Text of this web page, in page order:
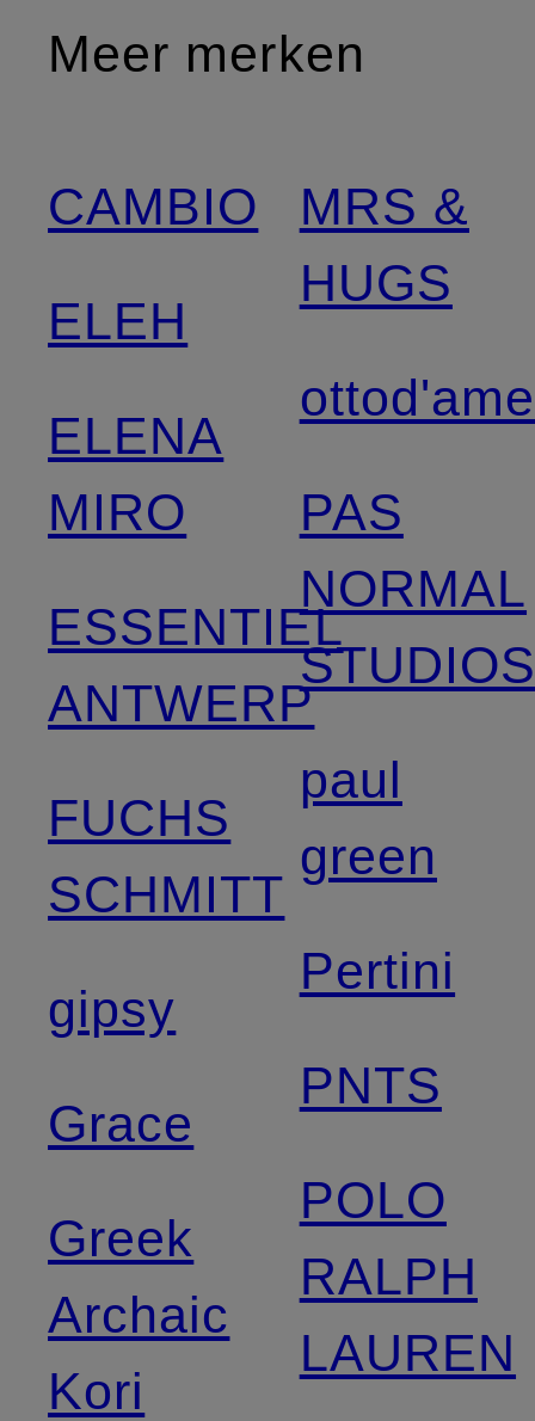
Meer merken
CAMBIO
ELEH
ELENA
MIRO
ESSENTIEL
ANTWERP
FUCHS
SCHMITT
gipsy
Grace
Greek
Archaic
Kori
MRS &
HUGS
ottod'ame
PAS
NORMAL
paul
green
Pertini
PNTS
POLO
RALPH
LAUREN